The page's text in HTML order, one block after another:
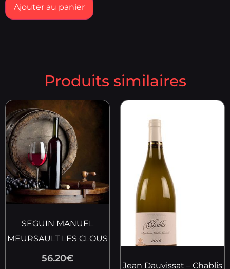
Ajouter au panier
Produits similaires
SEGUIN MANUEL
MEURSAULT LES CLOUS
56.20€
Jean Dauvissat – Chablis